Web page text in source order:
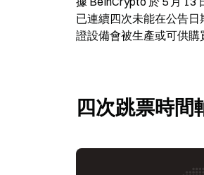
已連續四次未能在公告日
證設備會被生產或可供購
四次跳票時間